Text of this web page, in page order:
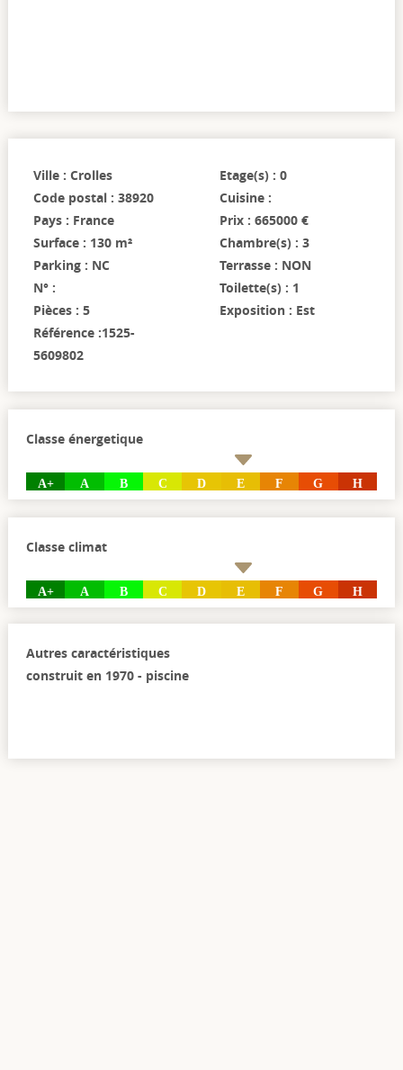
Ville : Crolles
Code postal : 38920
Pays : France
Surface : 130 m²
Parking : NC
N° :
Pièces : 5
Référence :1525-
5609802
Etage(s) : 0
Cuisine :
Prix : 665000 €
Chambre(s) : 3
Terrasse : NON
Toilette(s) : 1
Exposition : Est
Classe énergetique
A+ A B C D E F G H
Classe climat
A+ A B C D E F G H
Autres caractéristiques
construit en 1970 - piscine